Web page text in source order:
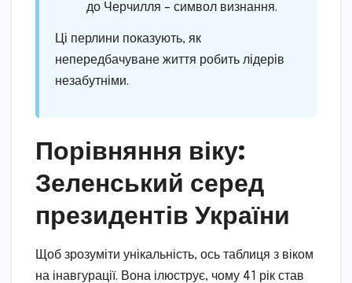
до Черчилля – символ визнання.
Ці перлини показують, як
непередбачуване життя робить лідерів
незабутніми.
Порівняння віку:
Зеленський серед
президентів України
Щоб зрозуміти унікальність, ось таблиця з віком
на інавгурації. Вона ілюструє, чому 41 рік став